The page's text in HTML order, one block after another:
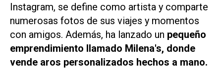
Instagram, se define como artista y comparte
numerosas fotos de sus viajes y momentos
con amigos. Además, ha lanzado un pequeño
emprendimiento llamado Milena's, donde
vende aros personalizados hechos a mano.